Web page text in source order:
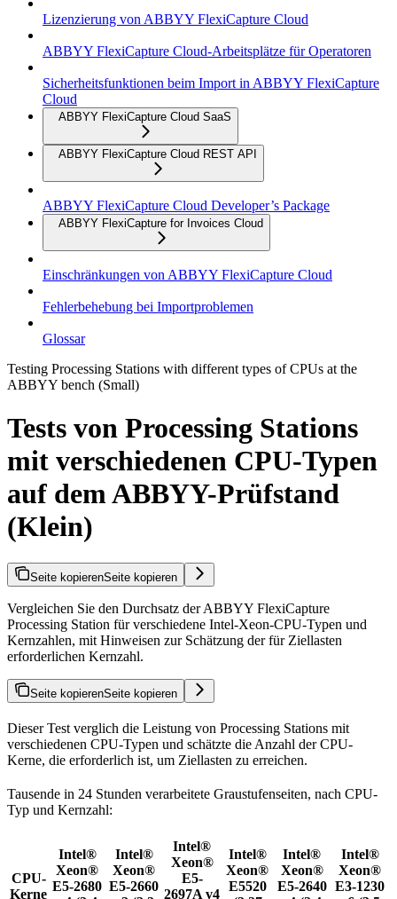
Lizenzierung von ABBYY FlexiCapture Cloud
ABBYY FlexiCapture Cloud-Arbeitsplätze für Operatoren
Sicherheitsfunktionen beim Import in ABBYY FlexiCapture
Cloud
ABBYY FlexiCapture Cloud SaaS
ABBYY FlexiCapture Cloud REST API
ABBYY FlexiCapture Cloud Developer’s Package
ABBYY FlexiCapture for Invoices Cloud
Einschränkungen von ABBYY FlexiCapture Cloud
Fehlerbehebung bei Importproblemen
Glossar
Testing Processing Stations with different types of CPUs at the
ABBYY bench (Small)
Tests von Processing Stations
mit verschiedenen CPU-Typen
auf dem ABBYY-Prüfstand
(Klein)
Seite kopierenSeite kopieren
Vergleichen Sie den Durchsatz der ABBYY FlexiCapture
Processing Station für verschiedene Intel-Xeon-CPU-Typen und
Kernzahlen, mit Hinweisen zur Schätzung der für Ziellasten
erforderlichen Kernzahl.
Seite kopierenSeite kopieren
Dieser Test verglich die Leistung von Processing Stations mit
verschiedenen CPU-Typen und schätzte die Anzahl der CPU-
Kerne, die erforderlich ist, um Ziellasten zu erreichen.
Tausende in 24 Stunden verarbeitete Graustufenseiten, nach CPU-
Typ und Kernzahl:
CPU-
Kerne
Intel®
Xeon®
E5-2680
Intel®
Xeon®
E5-2660
Intel®
Xeon®
E5-
2697A v4
Intel®
Xeon®
E5520
Intel®
Xeon®
E5-2640
Intel®
Xeon®
E3-1230